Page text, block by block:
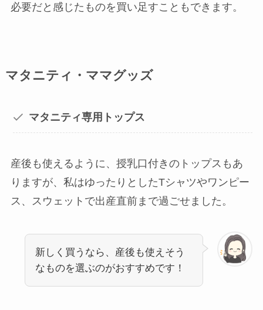
必要だと感じたものを買い足すこともできます。
マタニティ・ママグッズ
マタニティ専用トップス
産後も使えるように、授乳口付きのトップスもあ
りますが、私はゆったりとしたTシャツやワンピー
ス、スウェットで出産直前まで過ごせました。
新しく買うなら、産後も使えそう
なものを選ぶのがおすすめです！